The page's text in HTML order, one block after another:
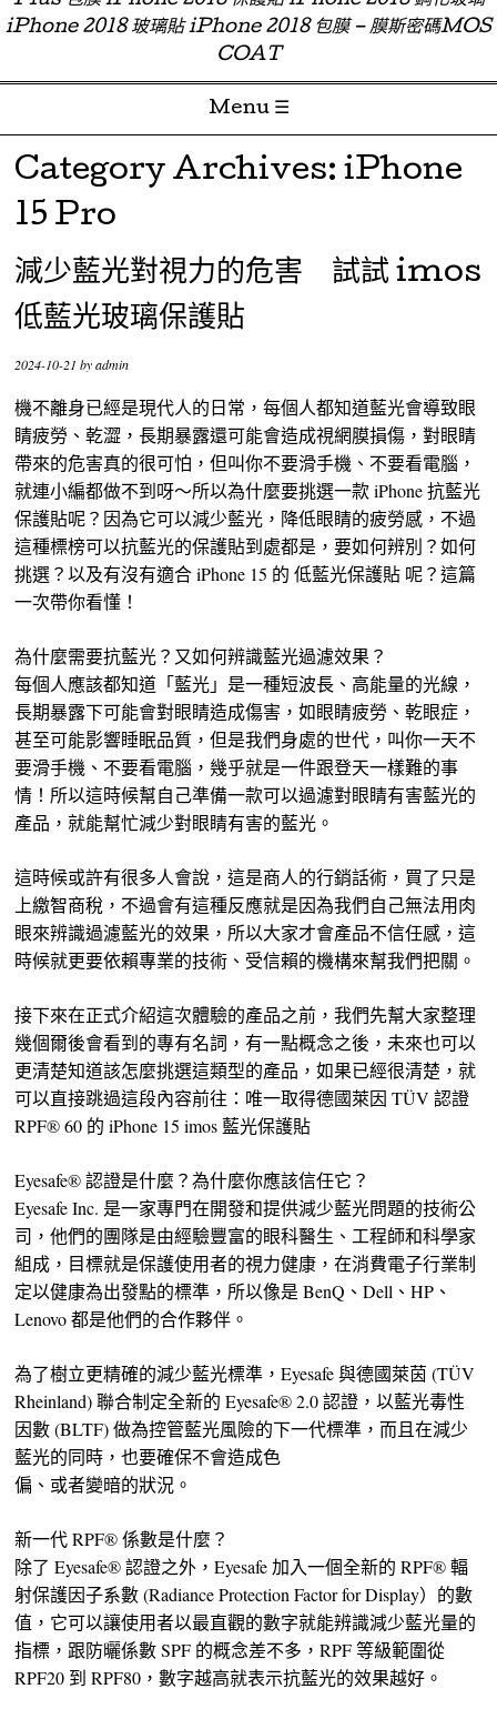
iPhone 2018 玻璃貼 iPhone 2018 包膜 – 膜斯密碼MOS
COAT
Menu ☰
Skip to content
Category Archives:iPhone
15 Pro
減少藍光對視力的危害 試試 imos
低藍光玻璃保護貼
2024-10-21 byadmin
機不離身已經是現代人的日常，每個人都知道藍光會導致眼
睛疲勞、乾澀，長期暴露還可能會造成視網膜損傷，對眼睛
帶來的危害真的很可怕，但叫你不要滑手機、不要看電腦，
就連小編都做不到呀～所以為什麼要挑選一款 iPhone 抗藍光
保護貼呢？因為它可以減少藍光，降低眼睛的疲勞感，不過
這種標榜可以抗藍光的保護貼到處都是，要如何辨別？如何
挑選？以及有沒有適合 iPhone 15 的 低藍光保護貼 呢？這篇
一次帶你看懂！
為什麼需要抗藍光？又如何辨識藍光過濾效果？
每個人應該都知道「藍光」是一種短波長、高能量的光線，
長期暴露下可能會對眼睛造成傷害，如眼睛疲勞、乾眼症，
甚至可能影響睡眠品質，但是我們身處的世代，叫你一天不
要滑手機、不要看電腦，幾乎就是一件跟登天一樣難的事
情！所以這時候幫自己準備一款可以過濾對眼睛有害藍光的
產品，就能幫忙減少對眼睛有害的藍光。
這時候或許有很多人會說，這是商人的行銷話術，買了只是
上繳智商稅，不過會有這種反應就是因為我們自己無法用肉
眼來辨識過濾藍光的效果，所以大家才會產品不信任感，這
時候就更要依賴專業的技術、受信賴的機構來幫我們把關。
接下來在正式介紹這次體驗的產品之前，我們先幫大家整理
幾個爾後會看到的專有名詞，有一點概念之後，未來也可以
更清楚知道該怎麼挑選這類型的產品，如果已經很清楚，就
可以直接跳過這段內容前往：唯一取得德國萊因 TÜV 認證
RPF® 60 的 iPhone 15 imos 藍光保護貼
Eyesafe® 認證是什麼？為什麼你應該信任它？
Eyesafe Inc. 是一家專門在開發和提供減少藍光問題的技術公
司，他們的團隊是由經驗豐富的眼科醫生、工程師和科學家
組成，目標就是保護使用者的視力健康，在消費電子行業制
定以健康為出發點的標準，所以像是 BenQ、Dell、HP、
Lenovo 都是他們的合作夥伴。
為了樹立更精確的減少藍光標準，Eyesafe 與德國萊茵 (TÜV
Rheinland) 聯合制定全新的 Eyesafe® 2.0 認證，以藍光毒性
因數 (BLTF) 做為控管藍光風險的下一代標準，而且在減少
藍光的同時，也要確保不會造成色
偏、或者變暗的狀況。
新一代 RPF® 係數是什麼？
除了 Eyesafe® 認證之外，Eyesafe 加入一個全新的 RPF® 輻
射保護因子系數 (Radiance Protection Factor for Display）的數
值，它可以讓使用者以最直觀的數字就能辨識減少藍光量的
指標，跟防曬係數 SPF 的概念差不多，RPF 等級範圍從
RPF20 到 RPF80，數字越高就表示抗藍光的效果越好。